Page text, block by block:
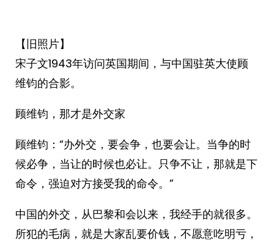
【旧照片】
宋子文1943年访问英国期间，与中国驻英大使顾
维钧的合影。 ​​​
顾维钧，那才是外交家
顾维钧：“办外交，要会争，也要会让。当争的时
候必争，当让的时候也必让。只争不让，那就是下
命令，强迫对方接受我的命令。”
中国的外交，从巴黎和会以来，我经手的就很多。
所犯的毛病，就是大家乱要价钱，不愿意吃明亏，